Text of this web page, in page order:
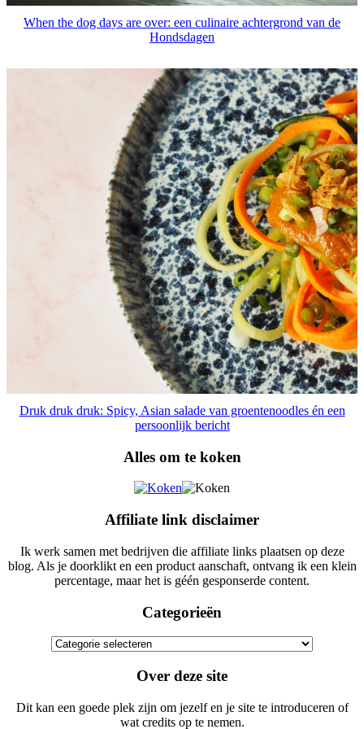
When the dog days are over: een culinaire achtergrond van de
Hondsdagen
Druk druk druk: Spicy, Asian salade van groentenoodles én een
persoonlijk bericht
Alles om te koken
Affiliate link disclaimer
Ik werk samen met bedrijven die affiliate links plaatsen op deze
blog. Als je doorklikt en een product aanschaft, ontvang ik een klein
percentage, maar het is géén gesponserde content.
Categorieën
Categorieën
Over deze site
Dit kan een goede plek zijn om jezelf en je site te introduceren of
wat credits op te nemen.